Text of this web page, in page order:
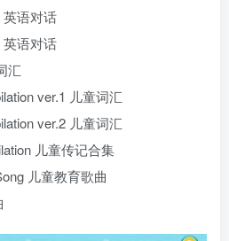
英语对话
英语对话
汇
ver.1 儿童词汇
ver.2 儿童词汇
儿童传记合集
儿童教育歌曲